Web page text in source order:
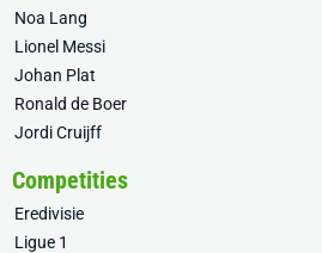
Noa Lang
Lionel Messi
Johan Plat
Ronald de Boer
Jordi Cruijff
Competities
Eredivisie
Ligue 1